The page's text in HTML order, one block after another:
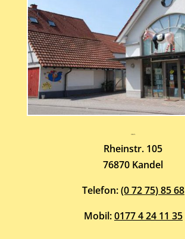
Rheinstr. 105
76870 Kandel
Telefon:(0 72 75) 85 68
Mobil:0177 4 24 11 35